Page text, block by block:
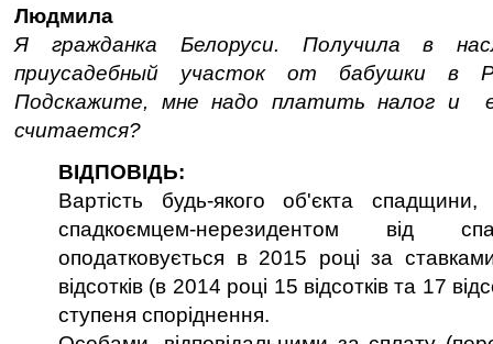
Людмила
Я гражданка Белоруси. Получила в
приусадебный участок от бабушки в
Подскажите, мне надо платить налог и
считается?
ВІДПОВІДЬ:
Вартість будь-якого об'єкта
спадкоємцем-нерезидентом від
оподатковується в 2015 році за
відсотків (в 2014 році 15 відсотків та 17
ступеня споріднення.